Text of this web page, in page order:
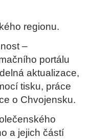
regionu.
–
portálu
aktualizace,
tisku, práce
o Chvojensku.
a jejich částí